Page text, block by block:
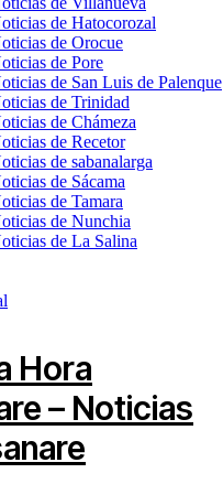
de Hatocorozal
de Orocue
de Pore
de San Luis de Palenque
de Trinidad
de Chámeza
de Recetor
de sabanalarga
de Sácama
de Tamara
de Nunchia
de La Salina